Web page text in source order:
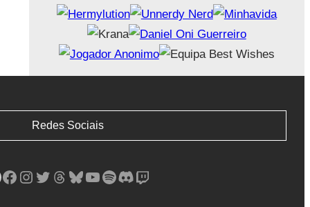
Redes Sociais
Facebook Instagram Twitter Threads Bluesky YouTube Spotify Discord Twitch